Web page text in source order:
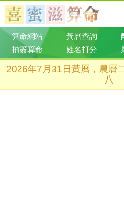
算命網站 黃曆查詢
抽簽算命
姓名打分
2026年7月31日黃曆，農曆
八